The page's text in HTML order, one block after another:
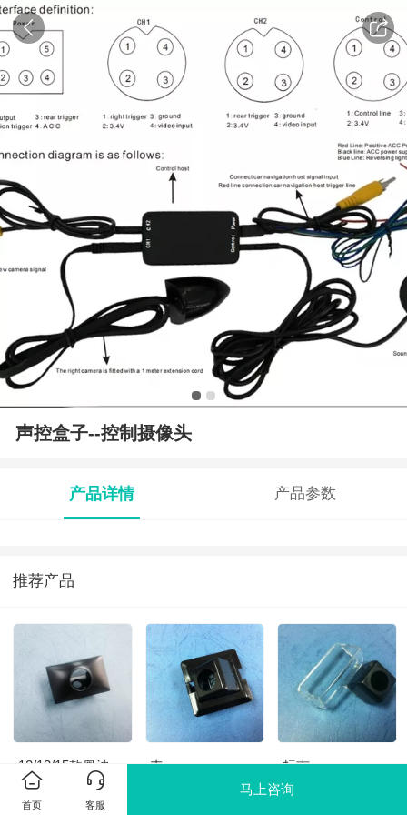
声控盒子--控制摄像头
产品详情 产品参数
推荐产品
12/13/15款奥迪
Q7 前视汽车摄像
头
丰
田 10/11/12/13/14/15/16/17/18/19
标志
206/207/407/307(三
首页 客服
马上咨询